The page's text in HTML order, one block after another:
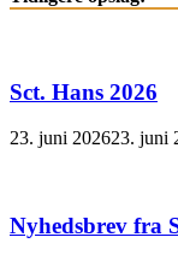
Sct. Hans 2026
23. juni 202623. juni
Nyhedsbrev fra